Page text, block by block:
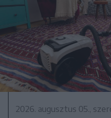
2026. augusztus 05.,